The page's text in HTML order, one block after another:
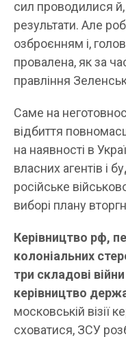
сил проводилися
результати. Але
озброєнням і,
провалена, як за
правління
Саме на
відбиття
на наявності в
власних агентів і
російське
виборі плану
Керівництво рф,
колоніальних
три складові
керівництво
московській візії
сховатися, ЗСУ